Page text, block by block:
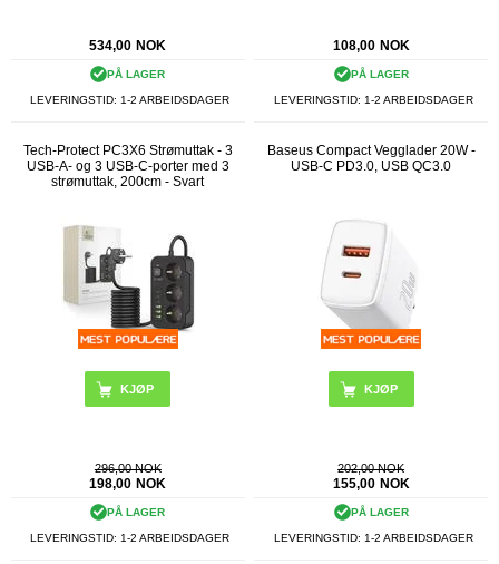
534,00 NOK
PÅ LAGER
LEVERINGSTID: 1-2 ARBEIDSDAGER
108,00 NOK
PÅ LAGER
LEVERINGSTID: 1-2 ARBEIDSDAGER
Tech-Protect PC3X6 Strømuttak - 3
USB-A- og 3 USB-C-porter med 3
strømuttak, 200cm - Svart
296,00 NOK
198,00 NOK
PÅ LAGER
LEVERINGSTID: 1-2 ARBEIDSDAGER
Baseus Compact Vegglader 20W -
USB-C PD3.0, USB QC3.0
KJØP
202,00 NOK
155,00 NOK
PÅ LAGER
LEVERINGSTID: 1-2 ARBEIDSDAGER